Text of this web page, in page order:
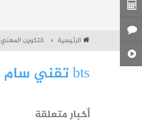
الرئيسية التكوين المهني
bts تقني سام في الآلية والإعلامية الصناعية
أخبار متعلقة